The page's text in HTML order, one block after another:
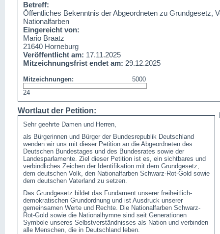
Betreff:
Öffentliches Bekenntnis der Abgeordneten zu Grundgesetz,
Nationalfarben
Eingereicht von:
Mario Braatz
21640 Horneburg
Veröffentlicht am: 17.11.2025
Mitzeichnungsfrist endet am: 29.12.2025
Mitzeichnungen:
5000
24
Wortlaut der Petition:
Sehr geehrte Damen und Herren,
als Bürgerinnen und Bürger der Bundesrepublik Deutschland
wenden wir uns mit dieser Petition an die Abgeordneten des
Deutschen Bundestages und des Bundesrates sowie der
Landesparlamente. Ziel dieser Petition ist es, ein sichtbares und
verbindliches Zeichen der Identifikation mit dem Grundgesetz,
dem deutschen Volk, den Nationalfarben Schwarz-Rot-Gold sowie
dem deutschen Vaterland zu setzen.
Das Grundgesetz bildet das Fundament unserer freiheitlich-
demokratischen Grundordnung und ist Ausdruck unserer
gemeinsamen Werte und Rechte. Die Nationalfarben Schwarz-
Rot-Gold sowie die Nationalhymne sind seit Generationen
Symbole unseres Selbstverständnisses als Nation und verbinden
alle Menschen, die in Deutschland leben.